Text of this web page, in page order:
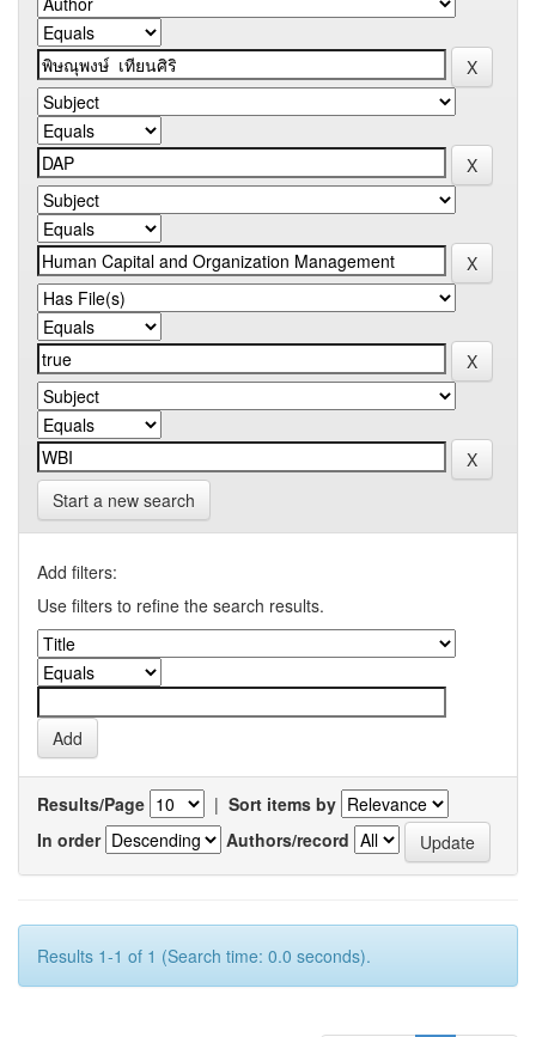
Start a new search
Add filters:
Use filters to refine the search results.
Results/Page | Sort items by
In order
Authors/record
Results 1-1 of 1 (Search time: 0.0 seconds).